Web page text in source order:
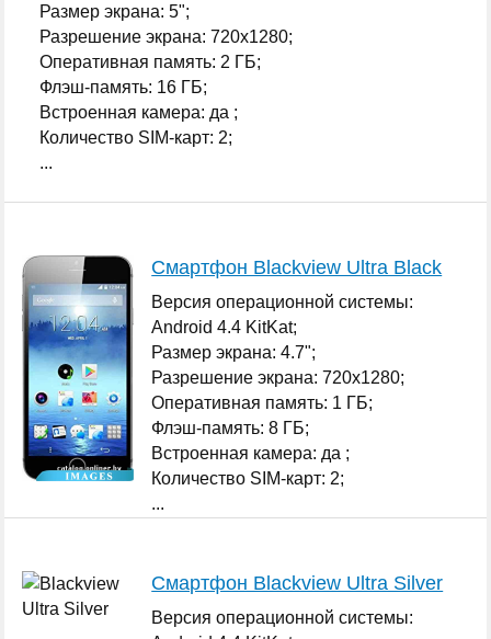
Размер экрана: 5";
Разрешение экрана: 720x1280;
Оперативная память: 2 ГБ;
Флэш-память: 16 ГБ;
Встроенная камера: да ;
Количество SIM-карт: 2;
...
Смартфон Blackview Ultra Black
Версия операционной системы:
Android 4.4 KitKat;
Размер экрана: 4.7";
Разрешение экрана: 720x1280;
Оперативная память: 1 ГБ;
Флэш-память: 8 ГБ;
Встроенная камера: да ;
Количество SIM-карт: 2;
...
Смартфон Blackview Ultra Silver
Версия операционной системы: